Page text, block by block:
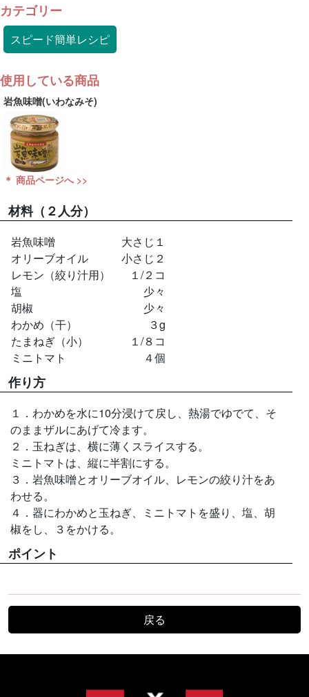
カテゴリー
スピード簡単レシピ
使用している商品
岩魚味噌(いわなみそ)
＊ 商品ページへ >>
材料（２人分）
岩魚味噌
大さじ１
オリーブオイル
小さじ２
レモン（絞り汁用）
１/２コ
塩
少々
胡椒
少々
わかめ（干）
３g
たまねぎ（小）
１/８コ
ミニトマト
４個
作り方
１．わかめを水に10分浸けて戻し、熱湯でゆでて、そ
のままザルにあげて冷ます。
２．玉ねぎは、横に薄くスライスする。
ミニトマトは、縦に半割にする。
３．岩魚味噌とオリーブオイル、レモンの絞り汁をあ
わせる。
４．器にわかめと玉ねぎ、ミニトマトを盛り、塩、胡
椒をし、３をかける。
ポイント
戻る